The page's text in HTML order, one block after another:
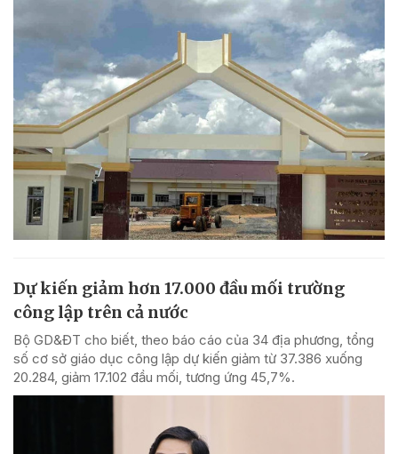
Dự kiến giảm hơn 17.000 đầu mối trường
công lập trên cả nước
Bộ GD&ĐT cho biết, theo báo cáo của 34 địa phương, tổng
số cơ sở giáo dục công lập dự kiến giảm từ 37.386 xuống
20.284, giảm 17.102 đầu mối, tương ứng 45,7%.